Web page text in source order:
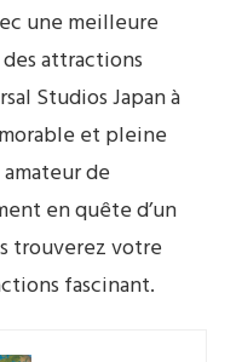
une meilleure
attractions
Studios Japan à
et pleine
de
en quête d’un
trouverez votre
fascinant.